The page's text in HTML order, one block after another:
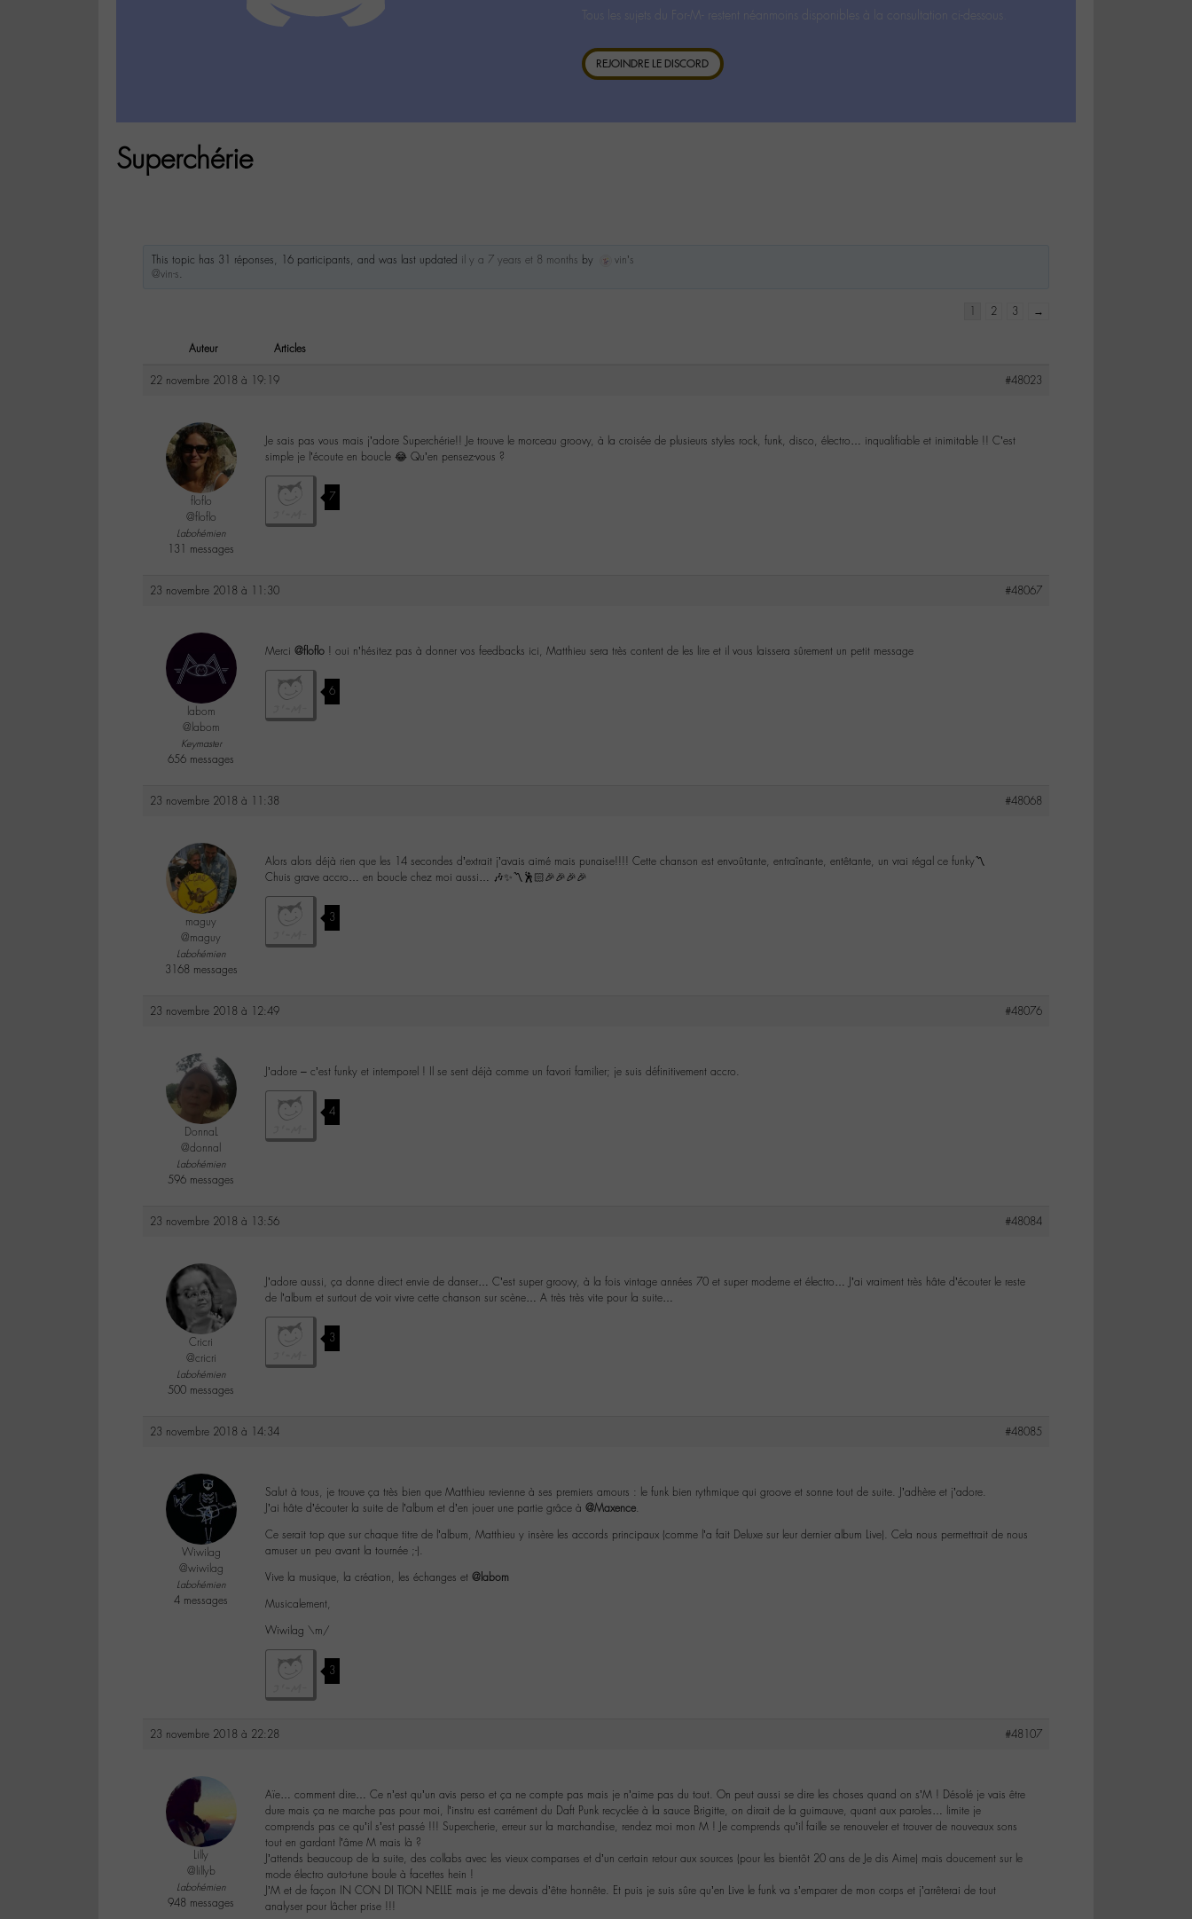
Tous les sujets du For-M- restent néanmoins disponibles à la consultation ci-dessous.
REJOINDRE LE DISCORD
Superchérie
This topic has 31 réponses, 16 participants, and was last updated il y a 7 years et 8 months by
vin’s
@vin-s.
1 2 3 →
Auteur Articles
22 novembre 2018 à 19:19 #48023
floflo
@floflo
Labohémien
131 messages
Je sais pas vous mais j’adore Superchérie!! Je trouve le morceau groovy, à la croisée de plusieurs styles rock, funk, disco, électro… inqualifiable et inimitable !! C’est
simple je l’écoute en boucle 😂 Qu’en pensez-vous ?
7
23 novembre 2018 à 11:30 #48067
labom
@labom
Keymaster
656 messages
Merci @floflo ! oui n’hésitez pas à donner vos feedbacks ici, Matthieu sera très content de les lire et il vous laissera sûrement un petit message
6
23 novembre 2018 à 11:38 #48068
maguy
@maguy
Labohémien
3168 messages
Alors alors déjà rien que les 14 secondes d’extrait j’avais aimé mais punaise!!!! Cette chanson est envoûtante, entraînante, entêtante, un vrai régal ce funky〽️
Chuis grave accro… en boucle chez moi aussi… 🎶✨〽️🕺🏻🎉🎉🎉🎉
3
23 novembre 2018 à 12:49 #48076
DonnaL
@donnal
Labohémien
596 messages
J’adore – c’est funky et intemporel ! Il se sent déjà comme un favori familier; je suis définitivement accro.
4
23 novembre 2018 à 13:56 #48084
Cricri
@cricri
Labohémien
500 messages
J’adore aussi, ça donne direct envie de danser… C’est super groovy, à la fois vintage années 70 et super moderne et électro… J’ai vraiment très hâte d’écouter le reste
de l’album et surtout de voir vivre cette chanson sur scène… A très très vite pour la suite…
3
23 novembre 2018 à 14:34 #48085
Wiwilag
@wiwilag
Labohémien
4 messages
Salut à tous, je trouve ça très bien que Matthieu revienne à ses premiers amours : le funk bien rythmique qui groove et sonne tout de suite. J’adhère et j’adore.
J’ai hâte d’écouter la suite de l’album et d’en jouer une partie grâce à @Maxence.
Ce serait top que sur chaque titre de l’album, Matthieu y insère les accords principaux (comme l’a fait Deluxe sur leur dernier album Live). Cela nous permettrait de nous
amuser un peu avant la tournée ;-).
Vive la musique, la création, les échanges et @labom
Musicalement,
Wiwilag \m/
3
23 novembre 2018 à 22:28 #48107
Lilly
@lillyb
Labohémien
948 messages
Aïe… comment dire… Ce n’est qu’un avis perso et ça ne compte pas mais je n’aime pas du tout. On peut aussi se dire les choses quand on s’M ! Désolé je vais être
dure mais ça ne marche pas pour moi, l’instru est carrément du Daft Punk recyclée à la sauce Brigitte, on dirait de la guimauve, quant aux paroles… limite je
comprends pas ce qu’il s’est passé !!! Supercherie, erreur sur la marchandise, rendez moi mon M ! Je comprends qu’il faille se renouveler et trouver de nouveaux sons
tout en gardant l’âme M mais là ?
J’attends beaucoup de la suite, des collabs avec les vieux comparses et d’un certain retour aux sources (pour les bientôt 20 ans de Je dis Aime) mais doucement sur le
mode électro auto-tune boule à facettes hein !
J’M et de façon IN CON DI TION NELLE mais je me devais d’être honnête. Et puis je suis sûre qu’en Live le funk va s’emparer de mon corps et j’arrêterai de tout
analyser pour lâcher prise !!!